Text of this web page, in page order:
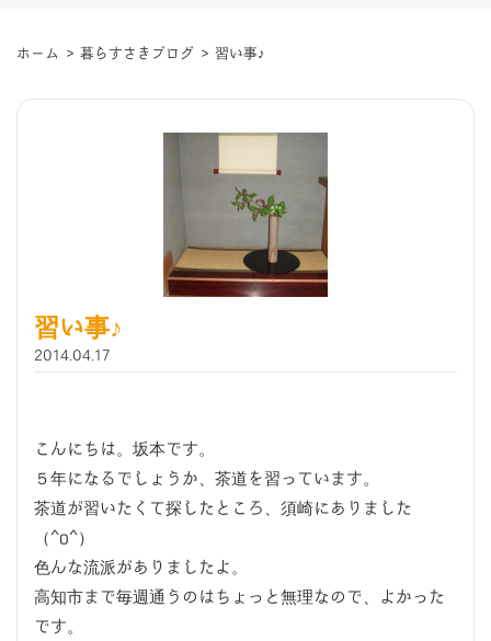
ホーム > 暮らすさきブログ > 習い事♪
習い事♪
2014.04.17
こんにちは。坂本です。
５年になるでしょうか、茶道を習っています。
茶道が習いたくて探したところ、須崎にありました
（^o^）
色んな流派がありましたよ。
高知市まで毎週通うのはちょっと無理なので、よかった
です。